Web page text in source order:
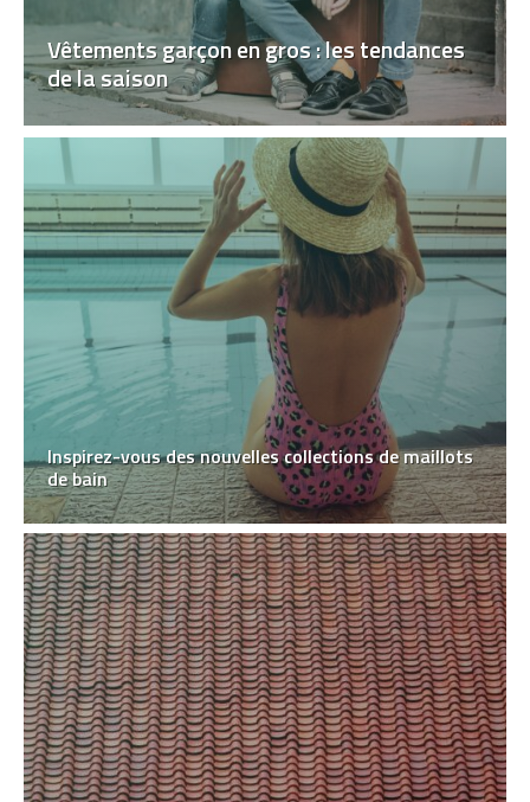
Vêtements garçon en gros : les tendances
de la saison
Inspirez-vous des nouvelles collections de maillots
de bain